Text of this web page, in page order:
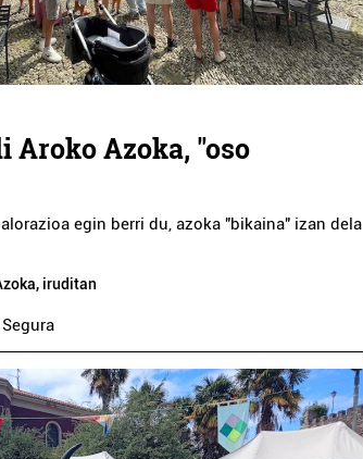
Aroko Azoka, "oso
egin berri du, azoka "bikaina" izan dela
iruditan